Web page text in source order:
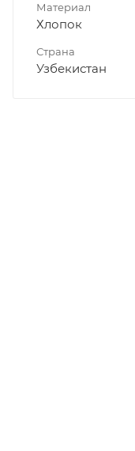
Материал
Хлопок
Страна
Узбекистан